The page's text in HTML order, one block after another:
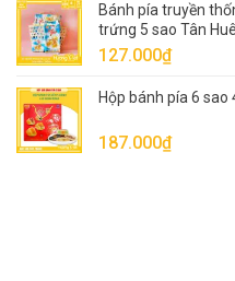
Bánh pía truyền
trứng 5 sao Tân
127.000₫
Hộp bánh pía 6
187.000₫